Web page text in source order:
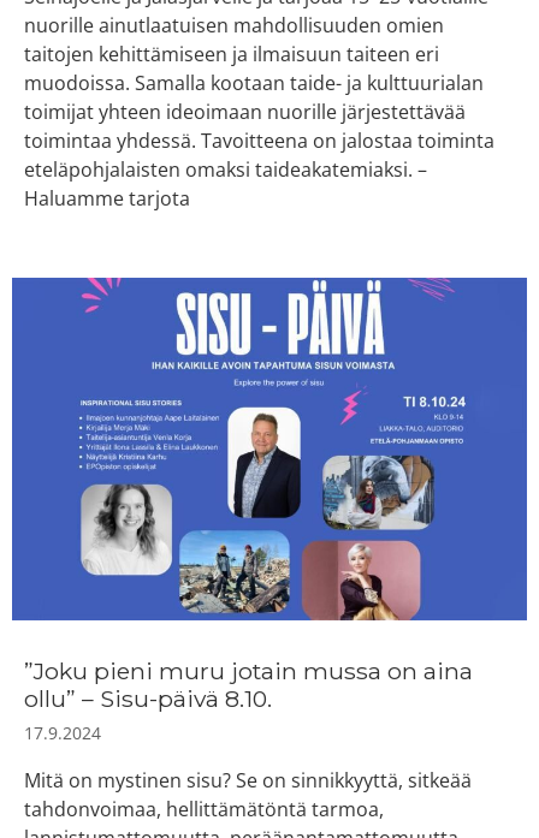
nuorille ainutlaatuisen mahdollisuuden omien
taitojen kehittämiseen ja ilmaisuun taiteen eri
muodoissa. Samalla kootaan taide- ja kulttuurialan
toimijat yhteen ideoimaan nuorille järjestettävää
toimintaa yhdessä. Tavoitteena on jalostaa toiminta
eteläpohjalaisten omaksi taideakatemiaksi. –
Haluamme tarjota
”Joku pieni muru jotain mussa on aina
ollu” – Sisu-päivä 8.10.
17.9.2024
Mitä on mystinen sisu? Se on sinnikkyyttä, sitkeää
tahdonvoimaa, hellittämätöntä tarmoa,